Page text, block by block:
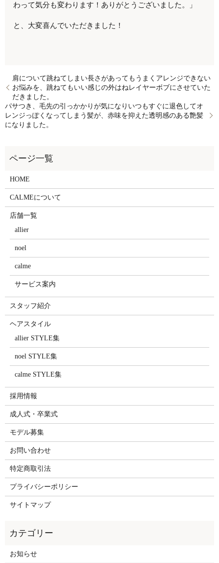
わって気分も変わります！ありがとうございました。」
と、大変喜んでいただきました！
肩について跳ねてしまい長さがあってもうまくアレンジできない
お悩みを、跳ねてもいい感じの外はねレイヤーボブにさせていた
だきました。
パサつき、毛先の引っかかりが気になりいつもすぐに退色してオ
レンジっぽくなってしまう髪が、赤味を抑えた透明感のある艶髪
になりました。
HOME
CALMEについて
店舗一覧
allier
noel
calme
サービス案内
スタッフ紹介
ヘアスタイル
allier STYLE集
noel STYLE集
calme STYLE集
採用情報
成人式・卒業式
モデル募集
お問い合わせ
特定商取引法
プライバシーポリシー
サイトマップ
お知らせ